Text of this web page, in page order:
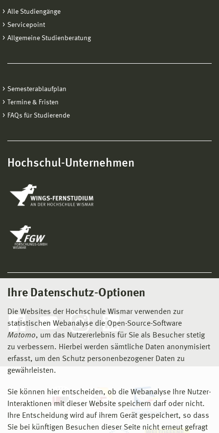
Ihre Datenschutz-Optionen
Die Websites der Hochschule Wismar verwenden zur
statistischen Webanalyse die Open-Source-Software
Matomo, um das Nutzererlebnis für Sie als Besucher stetig
zu verbessern. Hierbei werden sämtliche Daten anonymisiert
erfasst, um den Schutz personenbezogener Daten zu
gewährleisten.
Sie können hier entscheiden, ob die Webanalyse Ihre Nutzer-
Interaktionen mit dieser Website speichern darf oder nicht.
Ihre Entscheidung wird auf ihrem Gerät gespeichert, so dass
Sie bei künftigen Besuchen dieser Seite nicht erneut gefragt
Alle Studiengänge
Servicepoint
Allgemeine Studienberatung
Semesterablaufplan
Termine & Fristen
FAQs für Studierende
Hochschul-Unternehmen
Social Media